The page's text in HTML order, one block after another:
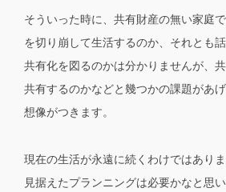
そういった時に、共有財産の無い家庭
を切り崩して生活するのか、それとも
共有化を図るのかは分かりませんが、
共有するのかなどと幾つかの課題があ
想像がつきます。
現在の生活が永遠に続くわけではあり
見据えたプランニングは必要かなと思い